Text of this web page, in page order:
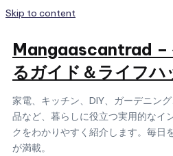
Skip to content
Mangaascantrad –
るガイド＆ライフハ
家電、キッチン、DIY、ガーデニン
品など、暮らしに役立つ実用的なイ
クをわかりやすく紹介します。毎日
が満載。